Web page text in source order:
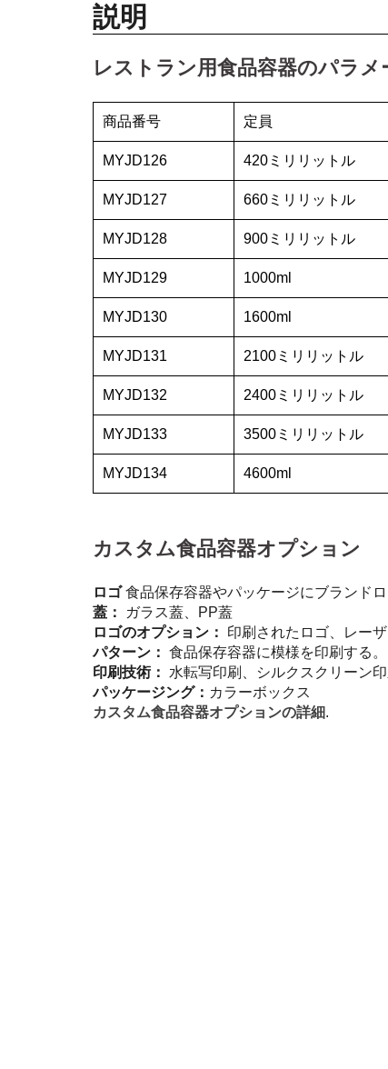
説明
レストラン用食品容器のパラメ
商品番号 定員
MYJD126 420ミリリットル
MYJD127 660ミリリットル
MYJD128 900ミリリットル
MYJD129 1000ml
MYJD130 1600ml
MYJD131 2100ミリリットル
MYJD132 2400ミリリットル
MYJD133 3500ミリリットル
MYJD134 4600ml
カスタム食品容器オプション
ロゴ食品保存容器やパッケージにブランドロ
蓋：
ガラス蓋、PP蓋
ロゴのオプション：
印刷されたロゴ、レー
パターン： 食品保存容器に模様を印刷する。
印刷技術：
水転写印刷、シルクスクリーン
パッケージング： カラーボックス
カスタム食品容器オプションの詳細.